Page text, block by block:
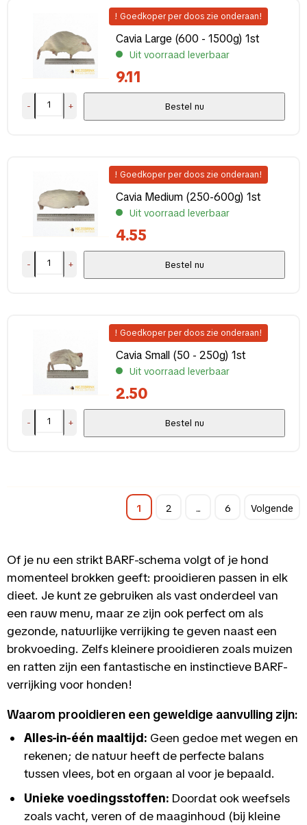
! Goedkoper per doos zie onderaan!
Cavia Large (600 - 1500g) 1st
Uit voorraad leverbaar
9.11
- + Bestel nu
! Goedkoper per doos zie onderaan!
Cavia Medium (250-600g) 1st
Uit voorraad leverbaar
4.55
- + Bestel nu
! Goedkoper per doos zie onderaan!
Cavia Small (50 - 250g) 1st
Uit voorraad leverbaar
2.50
- + Bestel nu
1 2 ... 6 Volgende
Of je nu een strikt BARF-schema volgt of je hond
momenteel brokken geeft: prooidieren passen in elk
dieet. Je kunt ze gebruiken als vast onderdeel van
een rauw menu, maar ze zijn ook perfect om als
gezonde, natuurlijke verrijking te geven naast een
brokvoeding. Zelfs kleinere prooidieren zoals muizen
en ratten zijn een fantastische en instinctieve BARF-
verrijking voor honden!
Waarom prooidieren een geweldige aanvulling zijn:
Alles-in-één maaltijd: Geen gedoe met wegen en
rekenen; de natuur heeft de perfecte balans
tussen vlees, bot en orgaan al voor je bepaald.
Unieke voedingsstoffen: Doordat ook weefsels
zoals vacht, veren of de maaginhoud (bij kleine